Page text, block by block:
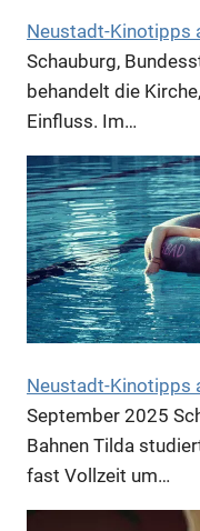
Neustadt-Kinotipps
Schauburg,
behandelt die
Einfluss. Im…
Neustadt-Kinotipps
September 2025
Bahnen Tilda
fast Vollzeit um…